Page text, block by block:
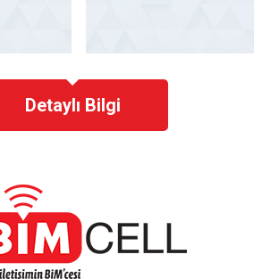
Detaylı Bilgi